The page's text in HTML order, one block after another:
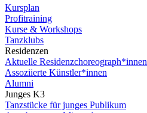
Kursplan
Profitraining
Kurse & Workshops
Tanzklubs
Residenzen
Aktuelle Residenzchoreograph*innen
Assoziierte Künstler*innen
Alumni
Junges K3
Tanzstücke für junges Publikum